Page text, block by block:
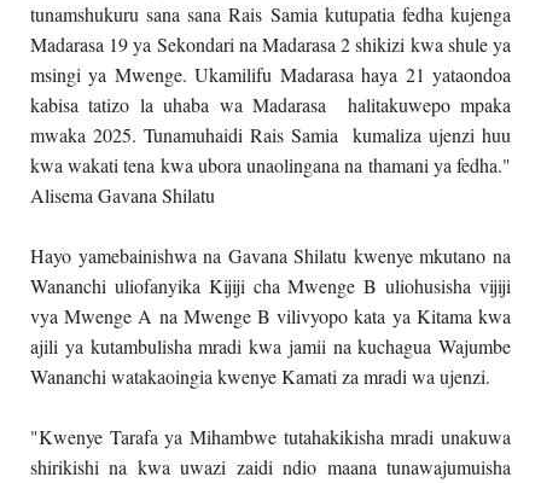
tunamshukuru sana sana Rais Samia kutupatia fedha kujenga
Madarasa 19 ya Sekondari na Madarasa 2 shikizi kwa shule ya
msingi ya Mwenge. Ukamilifu Madarasa haya 21 yataondoa
kabisa tatizo la uhaba wa Madarasa halitakuwepo mpaka
mwaka 2025. Tunamuhaidi Rais Samia kumaliza ujenzi huu
kwa wakati tena kwa ubora unaolingana na thamani ya fedha."
Alisema Gavana Shilatu
Hayo yamebainishwa na Gavana Shilatu kwenye mkutano na
Wananchi uliofanyika Kijiji cha Mwenge B uliohusisha vijiji
vya Mwenge A na Mwenge B vilivyopo kata ya Kitama kwa
ajili ya kutambulisha mradi kwa jamii na kuchagua Wajumbe
Wananchi watakaoingia kwenye Kamati za mradi wa ujenzi.
"Kwenye Tarafa ya Mihambwe tutahakikisha mradi unakuwa
shirikishi na kwa uwazi zaidi ndio maana tunawajumuisha